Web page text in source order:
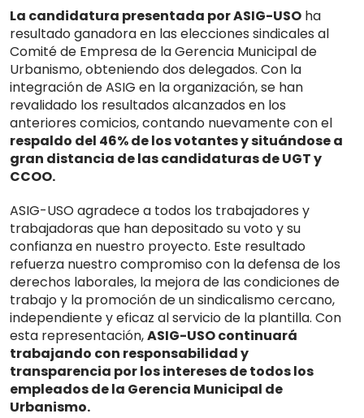
La candidatura presentada por ASIG-USO ha
resultado ganadora en las elecciones sindicales al
Comité de Empresa de la Gerencia Municipal de
Urbanismo, obteniendo dos delegados. Con la
integración de ASIG en la organización, se han
revalidado los resultados alcanzados en los
anteriores comicios, contando nuevamente con el
respaldo del 46% de los votantes y situándose a
gran distancia de las candidaturas de UGT y
CCOO.
ASIG-USO agradece a todos los trabajadores y
trabajadoras que han depositado su voto y su
confianza en nuestro proyecto. Este resultado
refuerza nuestro compromiso con la defensa de los
derechos laborales, la mejora de las condiciones de
trabajo y la promoción de un sindicalismo cercano,
independiente y eficaz al servicio de la plantilla. Con
esta representación,ASIG-USO continuará
trabajando con responsabilidad y
transparencia por los intereses de todos los
empleados de la Gerencia Municipal de
Urbanismo.